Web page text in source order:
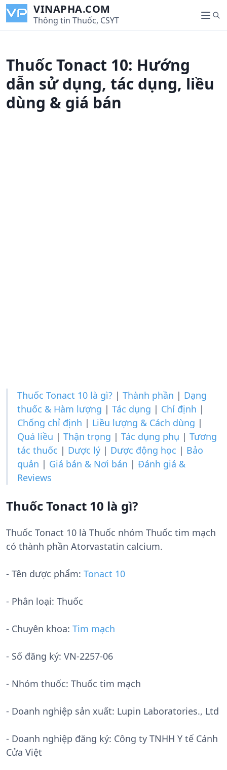
i
VINAPHA.COM
Thông tin Thuốc, CSYT
M
e
S
e
Thuốc Tonact 10: Hướng
dẫn sử dụng, tác dụng, liều
dùng & giá bán
Thuốc Tonact 10 là gì? | Thành phần | Dạng
thuốc & Hàm lượng | Tác dụng | Chỉ định |
Chống chỉ định | Liều lượng & Cách dùng |
Quá liều | Thận trọng | Tác dụng phụ | Tương
tác thuốc | Dược lý | Dược động học | Bảo
quản | Giá bán & Nơi bán | Đánh giá &
Reviews
Thuốc Tonact 10 là gì?
Thuốc Tonact 10 là Thuốc nhóm Thuốc tim mạch
có thành phần Atorvastatin calcium.
- Tên dược phẩm: Tonact 10
- Phân loại: Thuốc
- Chuyên khoa: Tim mạch
- Số đăng ký: VN-2257-06
- Nhóm thuốc: Thuốc tim mạch
- Doanh nghiệp sản xuất: Lupin Laboratories., Ltd
- Doanh nghiệp đăng ký: Công ty TNHH Y tế Cánh
Cửa Việt